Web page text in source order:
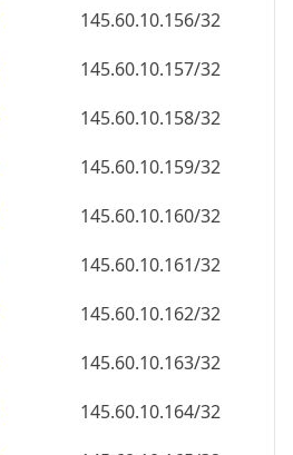
145.60.10.156/32
145.60.10.157/32
145.60.10.158/32
145.60.10.159/32
145.60.10.160/32
145.60.10.161/32
145.60.10.162/32
145.60.10.163/32
145.60.10.164/32